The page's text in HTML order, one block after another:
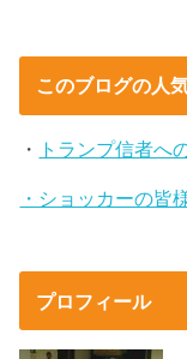
このブログの人
・ トランプ信者
・ショッカーの皆
プロフィール